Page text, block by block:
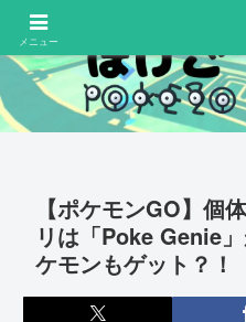
【ポケモンGO】個
リは「Poke Genie
ケモンもゲット？！
メニュー